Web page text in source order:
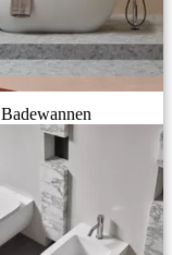
Badewannen